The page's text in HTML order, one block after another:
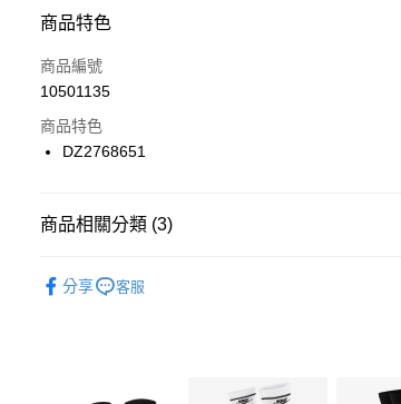
合作金庫商業銀行
華南商業銀行
上海商業儲蓄銀行
國泰世華商業銀行
聯邦商業銀行
台新國際商業銀行
LINE Pay
Apple Pay
【關於「AFTEE先享後付」】
３．安心：先確認商品／服務後，再付款。
商品特色
商品編號
10501135
商品特色
DZ2768651
商品相關分類 (3)
分享 客服